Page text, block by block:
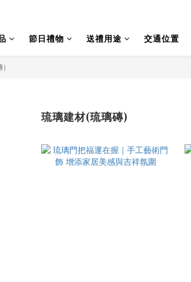
節日禮物 送禮用途 交通位置
)
琉璃建材(琉璃磚)